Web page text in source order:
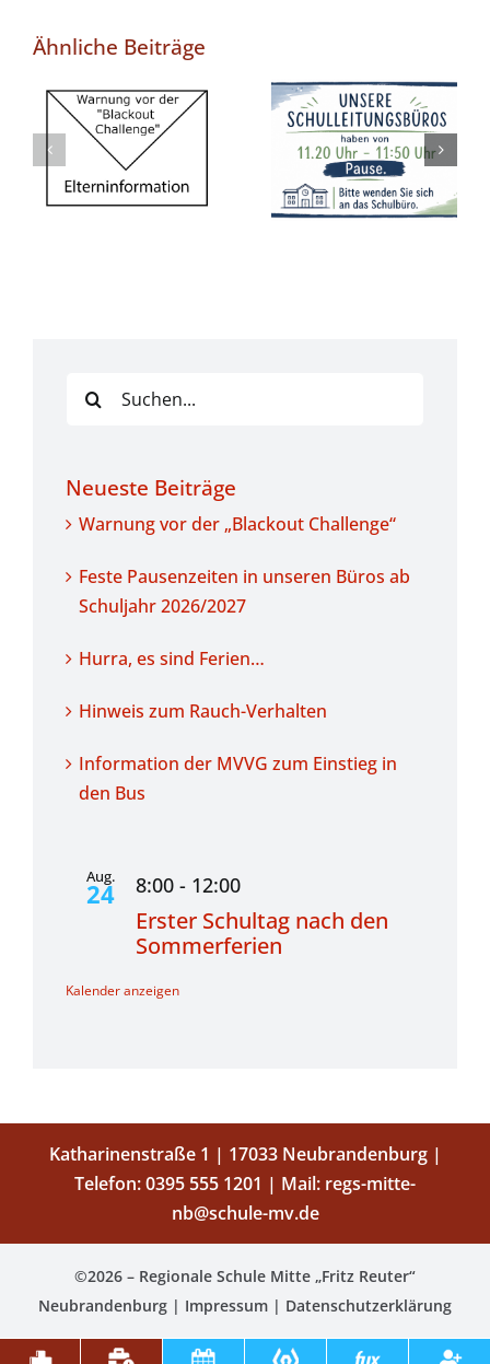
Ähnliche Beiträge
Warnung vor
der „Blackout
Challenge“
Feste
Pausenzeiten
in unseren
Büros ab
Schuljahr
2026/2027
nach:
Neueste Beiträge
Warnung vor der „Blackout Challenge“
Feste Pausenzeiten in unseren Büros ab
Schuljahr 2026/2027
Hurra, es sind Ferien…
Hinweis zum Rauch-Verhalten
Information der MVVG zum Einstieg in
den Bus
Aug.
24 8:00 - 12:00
Erster Schultag nach den
Sommerferien
Kalender anzeigen
Katharinenstraße 1 | 17033 Neubrandenburg |
Telefon:0395 555 1201 | Mail: regs-mitte-
nb@schule-mv.de
©2026 – Regionale Schule Mitte „Fritz Reuter“
Neubrandenburg | Impressum | Datenschutzerklärung